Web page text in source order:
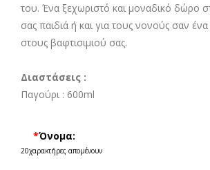
του. Ένα ξεχωριστό και μοναδικό δώρο
σας παιδιά ή και για τους νονούς σαν
στους βαφτισιμιού σας.
Διαστάσεις :
Παγούρι : 600ml
*Όνομα:
20χαρακτήρες απομένουν